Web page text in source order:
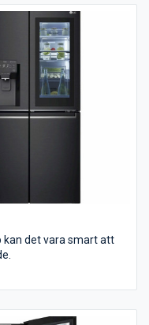
kan det vara smart att